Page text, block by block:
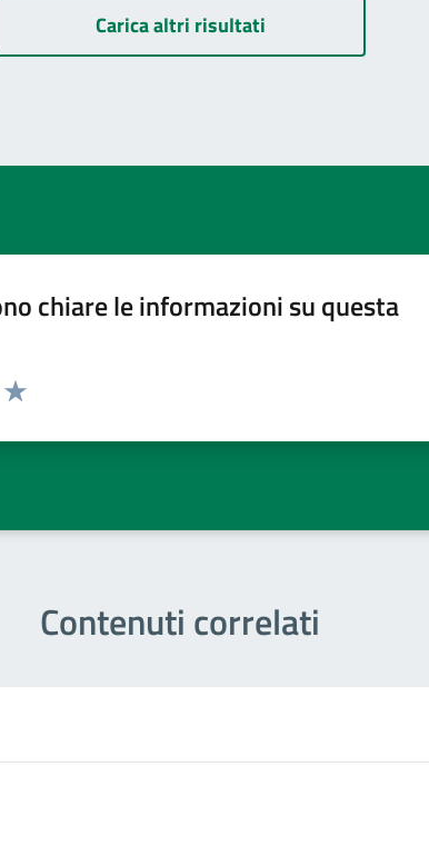
Carica altri risultati
chiare le informazioni su questa
Contenuti correlati